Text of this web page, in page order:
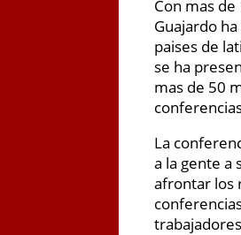
Con mas
Guajardo
paises de
se ha
mas de 50
La
a la gente a
afrontar los